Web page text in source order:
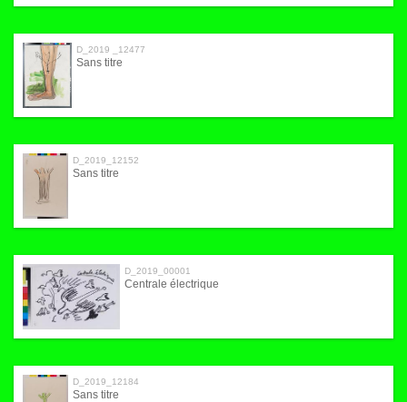
D_2019 _12477
Sans titre
D_2019_12152
Sans titre
D_2019_00001
Centrale électrique
D_2019_12184
Sans titre